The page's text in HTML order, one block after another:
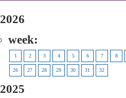
2026
week:
1 2 3 4 5 6 7 8
26 27 28 29 30 31 32
2025